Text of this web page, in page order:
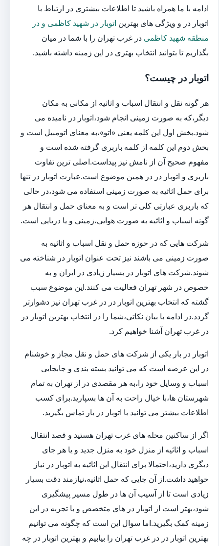
ادامه با ما همراه باشید تا اطلاعات بیشتری در ارتباط با
اتوبار در و ویژگی های بهترین اتوبار در شهید کاظمی و در
منطقه شهید کاظمی در غرب تهران را با شما در میان
بگذاریم تا بتوانید انتخاب بهتری در این زمینه داشته باشید.
اتوبار در چیست؟
هر گونه نقل و انتقال اسباب و اثاثیه از مکانی به مکان
دیگر،که به صورت زمینی انجام شود،اتوبار در نامیده می
شود.بخش اول این کلمه یعنی «اتو»،به معنای اتومبیل است و
بخش دوم این کلمه از کلمه باربری گرفته شده است و
مفهوم صحیح آن از نامش نیز پیداست.اصلی ترین تفاوت
باربری و اتوبار در در همین موضوع است.عبارت اتوبار در تنها
برای حمل اثاثیه به صورت زمینی استفاده می شود،در حالی
که باربری عبارتی کلی تر است و به معنای حمل و انتقال هر
گونه اسباب و اثاثیه به صورت هوایی،زمینی و یا دریایی است.
شرکت هایی که در حوزه حمل و نقل اسباب و اثاثیه به
صورت زمینی می باشند نیز تحت عنوان اتوبار در شناخته می
شوند.شرکت های اتوبار در بسیار زیادی در ایران و به
خصوص در شهر تهران فعالیت می کنند.این موضوع سبب
گشته که انتخاب بهترین اتوبار در در غرب تهران نیز دشوارتر
گردد.در ادامه با بیان نکاتی،شما را در انتخاب بهترین اتوبار در
در غرب تهران آشنا خواهیم کرد.
اتوبار در بار یکی از شرکت های حمل و نقل مجاز و خوشنام
در این عرصه است که می توانید بسته بندی و جابجایی
اسباب و وسایل خود را،به هر مقصدی در از تهران به تمام
شهرستان ها،با خیال راحت به آن ها بسپارید.برای کسب
اطلاعات بیشتر می توانید با اتوبار در بار تماس بگیرید.
اگر از ساکنین محله های غرب تهران هستید و قصد انتقال
اسباب و اثاثیه از منزل خود به منزل جدید و یا هر جای
دیگری دارید،احتمالا برای انتقال این اثاثیه به اتوبار در نیاز
خواهید داشت.از آن جایی که حمل اثاثیه،نیازمند دقت بسیار
زیادی است تا از آسیب آن ها در طول مسیر پیشگیری
شود،بهتر است از اتوبار در های متخصص و با تجربه در این
زمینه کمک بگیرید.اما سوال این است که چگونه می توانیم
بهترین اتوبار در در غرب تهران را بیابیم و بهترین اتوبار در چه